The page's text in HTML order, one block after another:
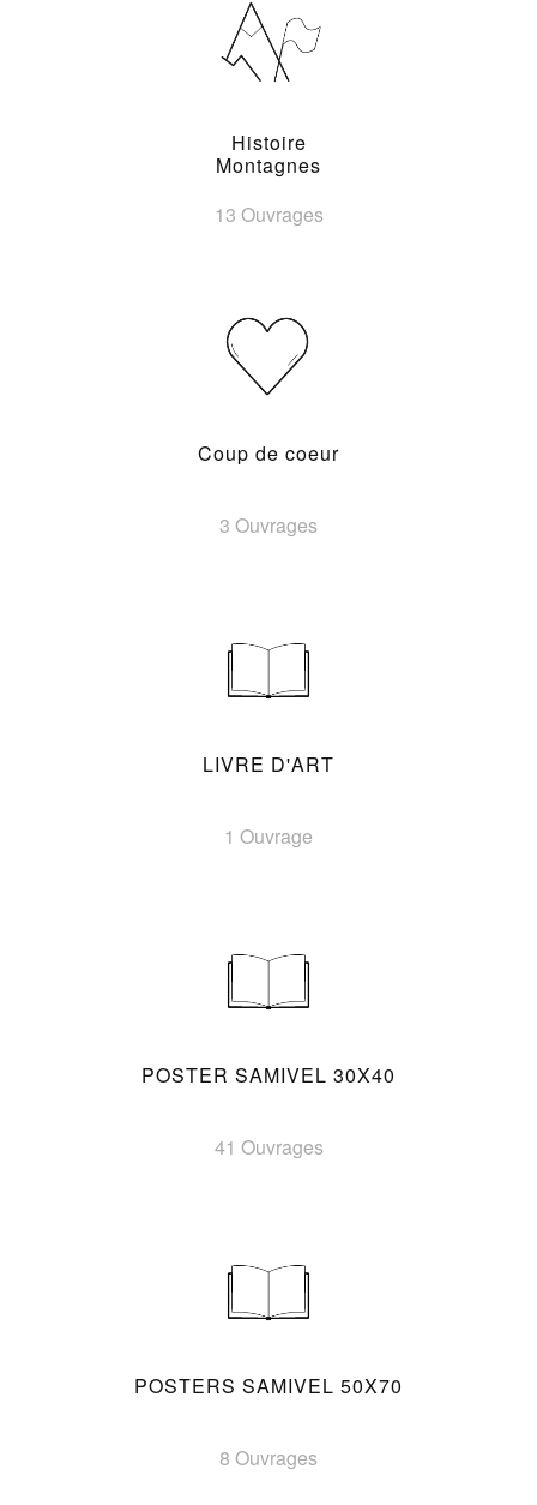
Histoire
Montagnes
13 Ouvrages
Coup de coeur
3 Ouvrages
LIVRE D'ART
1 Ouvrage
POSTER SAMIVEL 30X40
41 Ouvrages
POSTERS SAMIVEL 50X70
8 Ouvrages